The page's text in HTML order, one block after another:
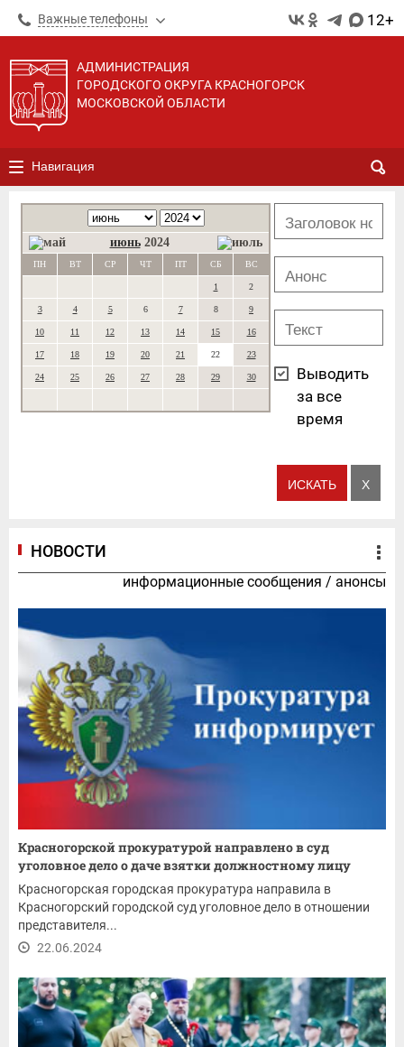
Важные телефоны 12+
АДМИНИСТРАЦИЯ
ГОРОДСКОГО ОКРУГА КРАСНОГОРСК
МОСКОВСКОЙ ОБЛАСТИ
Навигация
июнь 2024
ПН ВТ СР ЧТ ПТ СБ ВС
1 2
3 4 5 6 7 8 9
10 11 12 13 14 15 16
17 18 19 20 21 22 23
24 25 26 27 28 29 30
Выводить
за все
время
НОВОСТИ
информационные сообщения / анонсы
Красногорской прокуратурой направлено в суд
уголовное дело о даче взятки должностному лицу
Красногорская городская прокуратура направила в
Красногорский городской суд уголовное дело в отношении
представителя...
22.06.2024